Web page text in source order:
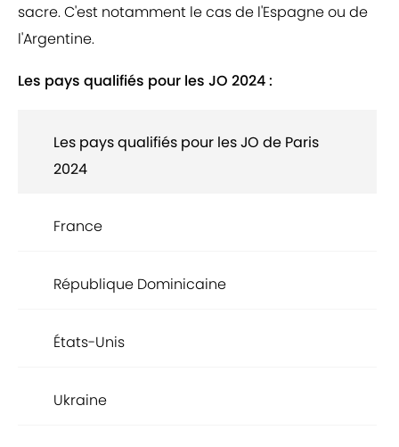
sacre. C'est notamment le cas de l'Espagne ou de
l'Argentine.
Les pays qualifiés pour les JO 2024 :
Les pays qualifiés pour les JO de Paris
2024
France
République Dominicaine
États-Unis
Ukraine